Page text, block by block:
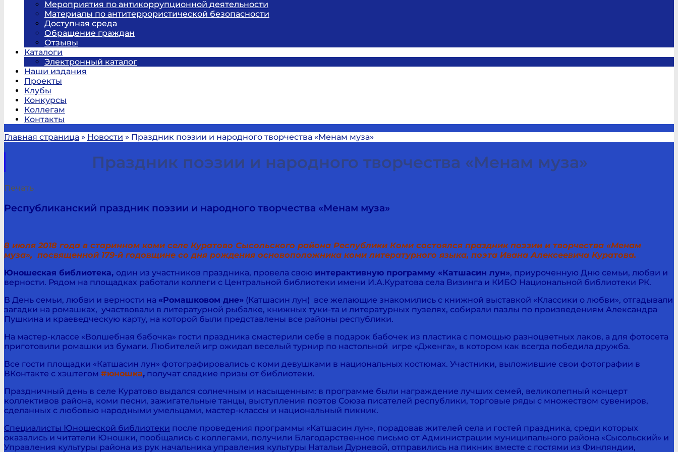
Мероприятия по антикоррупционной деятельности
Материалы по антитеррористической безопасности
Доступная среда
Обращение граждан
Отзывы
Каталоги
Электронный каталог
Наши издания
Проекты
Клубы
Конкурсы
Коллегам
Контакты
Главная страница » Новости » Праздник поэзии и народного творчества «Менам муза»
Праздник поэзии и народного творчества «Менам муза»
Печать
Республиканский праздник поэзии и народного творчества «Менам муза»
8 июля 2018 года в старинном коми селе Куратово Сысольского района Республики Коми состоялся праздник поэзии и творчества «Менам
муза», посвященной 179-й годовщине со дня рождения основоположника коми литературного языка, поэта Ивана Алексеевича Куратова.
Юношеская библиотека, один из участников праздника, провела свою интерактивную программу «Катшасин лун», приуроченную Дню семьи, любви и
верности. Рядом на площадках работали коллеги с Центральной библиотеки имени И.А.Куратова села Визинга и КИБО Национальной библиотеки РК.
В День семьи, любви и верности на «Ромашковом дне» (Катшасин лун) все желающие знакомились с книжной выставкой «Классики о любви», отгадывали
загадки на ромашках, участвовали в литературной рыбалке, книжных туки-та и литературных пузелях, собирали пазлы по произведениям Александра
Пушкина и краеведческую карту, на которой были представлены все районы республики.
На мастер-классе «Волшебная бабочка» гости праздника смастерили себе в подарок бабочек из пластика с помощью разноцветных лаков, а для фотосета
приготовили ромашки из бумаги. Любителей игр ожидал веселый турнир по настольной игре «Дженга», в котором как всегда победила дружба.
Все гости площадки «Катшасин лун» фотографировались с коми девушками в национальных костюмах. Участники, выложившие свои фотографии в
ВКонтакте с хэштегом #юношка, получат сладкие призы от библиотеки.
Праздничный день в селе Куратово выдался солнечным и насыщенным: в программе были награждение лучших семей, великолепный концерт
коллективов района, коми песни, зажигательные танцы, выступления поэтов Союза писателей республики, торговые ряды с множеством сувениров,
сделанных с любовью народными умельцами, мастер-классы и национальный пикник.
Специалисты Юношеской библиотеки после проведения программы «Катшасин лун», порадовав жителей села и гостей праздника, среди которых
оказались и читатели Юношки, пообщались с коллегами, получили Благодарственное письмо от Администрации муниципального района «Сысольский» и
Управления культуры района из рук начальника управления культуры Натальи Дурневой, отправились на пикник вместе с гостями из Финляндии,